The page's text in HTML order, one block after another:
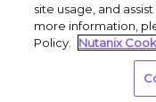
Share
site usage, and
more information,
Policy.
Nutanix